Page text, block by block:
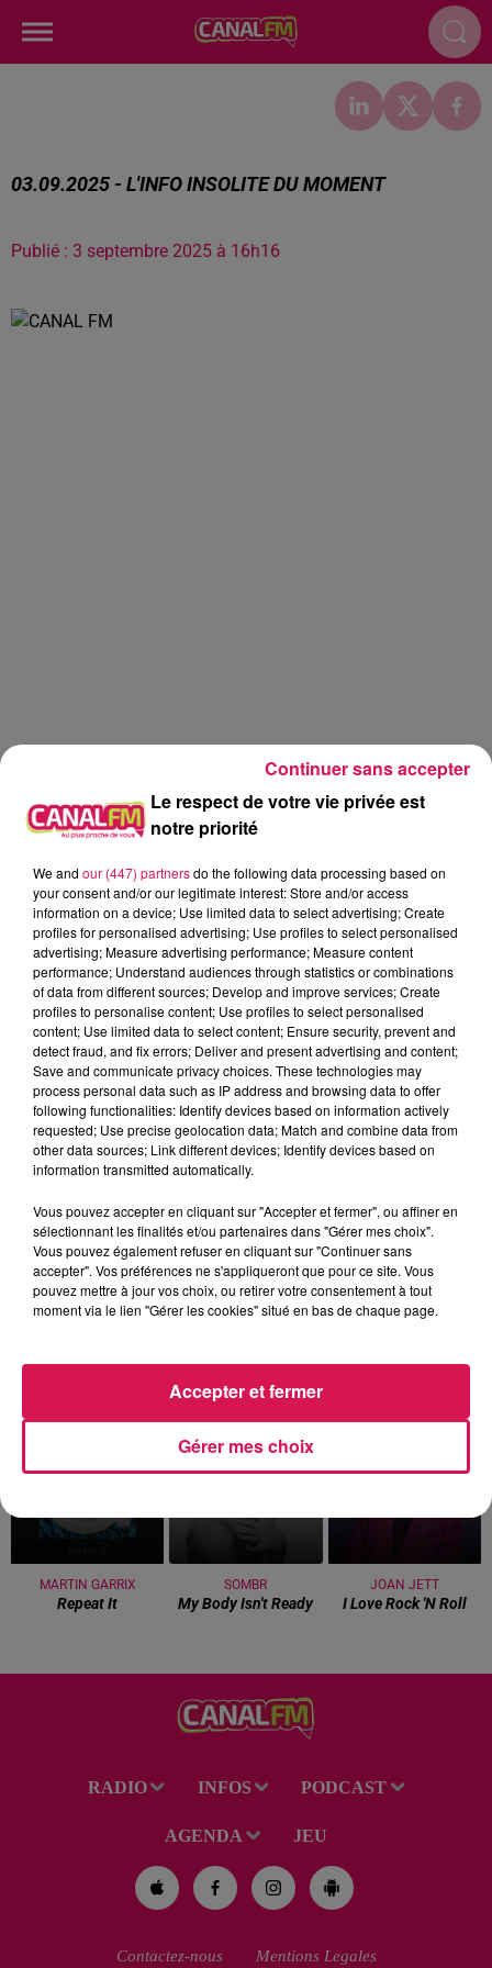
03.09.2025 - L'INFO INSOLITE DU MOMENT
Publié : 3 septembre 2025 à 16h16
Réveil Canal FM
Angy Mayeux
Le Réveil de Canal FM
0:00 3 min 30 sec
3 septembre 2025 - 3 min 30 sec
03.09.2025 - L'INFO INSOLITE DU MOMENT
Revivez les meilleurs moments du Réveil de Canal FM
MARTIN GARRIX
Repeat It
1h12
1h12
SOMBR
My Body Isn't Ready
JOAN JETT
I Love Rock 'n Roll
RADIO INFOS PODCAST
AGENDA JEU
Contactez-nous Mentions Legales
Le respect de votre vie privée est
notre priorité
We and our (447) partnersdo the following data processing based on
your consent and/or our legitimate interest: Store and/or access
information on a device; Use limited data to select advertising; Create
profiles for personalised advertising; Use profiles to select personalised
advertising; Measure advertising performance; Measure content
performance; Understand audiences through statistics or combinations
of data from different sources; Develop and improve services; Create
profiles to personalise content; Use profiles to select personalised
content; Use limited data to select content; Ensure security, prevent and
detect fraud, and fix errors; Deliver and present advertising and content;
Save and communicate privacy choices. These technologies may
process personal data such as IP address and browsing data to offer
following functionalities: Identify devices based on information actively
requested; Use precise geolocation data; Match and combine data from
other data sources; Link different devices; Identify devices based on
information transmitted automatically.
Vous pouvez accepter en cliquant sur "Accepter et fermer", ou affiner en
sélectionnant les finalités et/ou partenaires dans "Gérer mes choix".
Vous pouvez également refuser en cliquant sur "Continuer sans
accepter". Vos préférences ne s'appliqueront que pour ce site. Vous
pouvez mettre à jour vos choix, ou retirer votre consentement à tout
moment via le lien "Gérer les cookies" situé en bas de chaque page.
Gérer mes choix
Accepter et fermer
Continuer sans accepter